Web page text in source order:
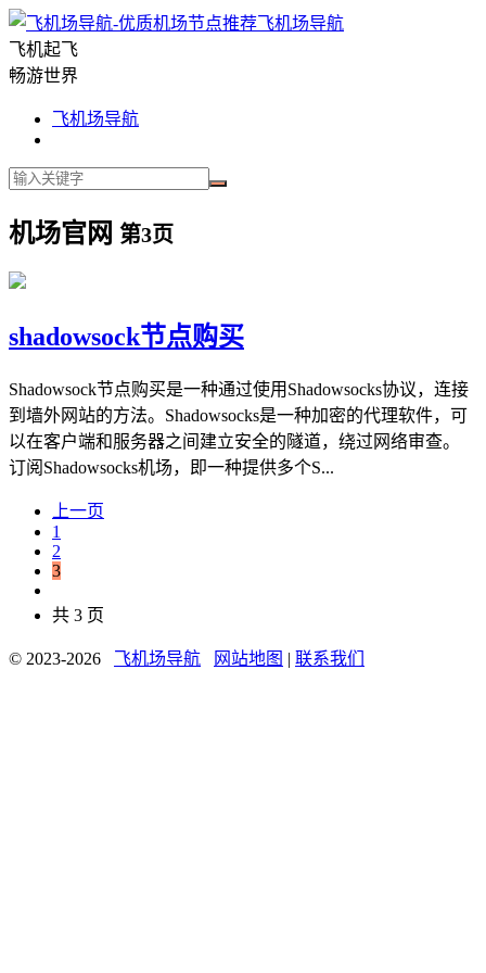
飞机场导航
飞机起飞
畅游世界
飞机场导航
机场官网 第3页
shadowsock节点购买
Shadowsock节点购买是一种通过使用Shadowsocks协议，连接
到墙外网站的方法。Shadowsocks是一种加密的代理软件，可
以在客户端和服务器之间建立安全的隧道，绕过网络审查。
订阅Shadowsocks机场，即一种提供多个S...
上一页
1
2
3
共 3 页
© 2023-2026 飞机场导航 网站地图 | 联系我们